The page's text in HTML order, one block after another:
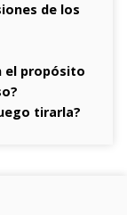
de los
el propósito
tirarla?